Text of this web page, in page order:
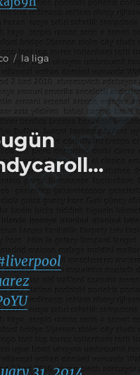
Etiketler
la liga
31, 2014